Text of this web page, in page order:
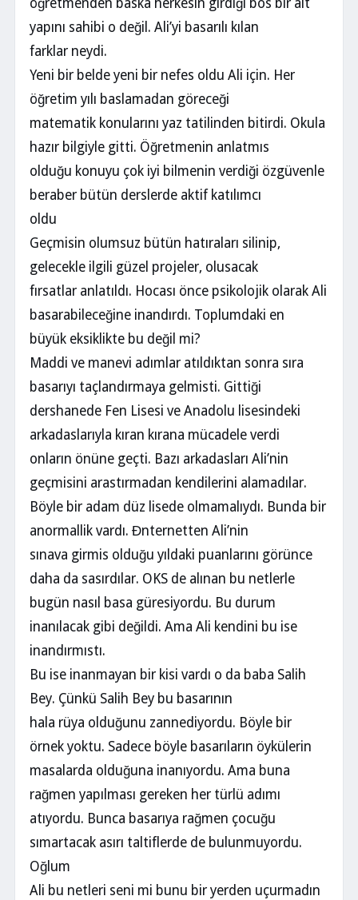
öğretmenden baska herkesin girdiği bos bir alt
yapını sahibi o değil. Ali’yi basarılı kılan
farklar neydi.
Yeni bir belde yeni bir nefes oldu Ali için. Her
öğretim yılı baslamadan göreceği
matematik konularını yaz tatilinden bitirdi. Okula
hazır bilgiyle gitti. Öğretmenin anlatmıs
olduğu konuyu çok iyi bilmenin verdiği özgüvenle
beraber bütün derslerde aktif katılımcı
oldu
Geçmisin olumsuz bütün hatıraları silinip,
gelecekle ilgili güzel projeler, olusacak
fırsatlar anlatıldı. Hocası önce psikolojik olarak Ali
basarabileceğine inandırdı. Toplumdaki en
büyük eksiklikte bu değil mi?
Maddi ve manevi adımlar atıldıktan sonra sıra
basarıyı taçlandırmaya gelmisti. Gittiği
dershanede Fen Lisesi ve Anadolu lisesindeki
arkadaslarıyla kıran kırana mücadele verdi
onların önüne geçti. Bazı arkadasları Ali’nin
geçmisini arastırmadan kendilerini alamadılar.
Böyle bir adam düz lisede olmamalıydı. Bunda bir
anormallik vardı. Đnternetten Ali’nin
sınava girmis olduğu yıldaki puanlarını görünce
daha da sasırdılar. OKS de alınan bu netlerle
bugün nasıl basa güresiyordu. Bu durum
inanılacak gibi değildi. Ama Ali kendini bu ise
inandırmıstı.
Bu ise inanmayan bir kisi vardı o da baba Salih
Bey. Çünkü Salih Bey bu basarının
hala rüya olduğunu zannediyordu. Böyle bir
örnek yoktu. Sadece böyle basarıların öykülerin
masalarda olduğuna inanıyordu. Ama buna
rağmen yapılması gereken her türlü adımı
atıyordu. Bunca basarıya rağmen çocuğu
sımartacak asırı taltiflerde de bulunmuyordu.
Oğlum
Ali bu netleri seni mi bunu bir yerden uçurmadın